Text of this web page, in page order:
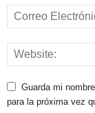
Guarda mi
para la próxima vez